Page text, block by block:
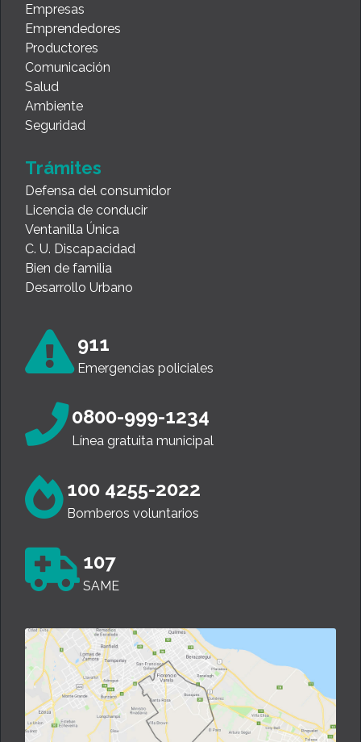
Empresas
Emprendedores
Productores
Comunicación
Salud
Ambiente
Seguridad
Trámites
Defensa del consumidor
Licencia de conducir
Ventanilla Única
C. U. Discapacidad
Bien de familia
Desarrollo Urbano
911
Emergencias policiales
0800-999-1234
Línea gratuita municipal
100 4255-2022
Bomberos voluntarios
107
SAME